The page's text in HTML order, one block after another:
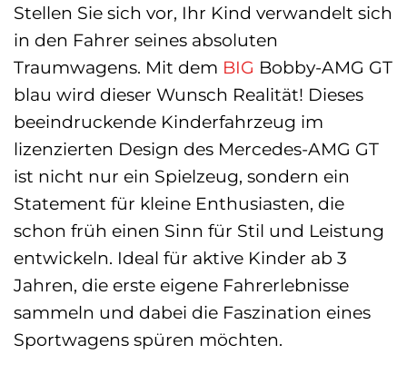
Stellen Sie sich vor, Ihr Kind verwandelt sich
in den Fahrer seines absoluten
Traumwagens. Mit dem BIG Bobby-AMG GT
blau wird dieser Wunsch Realität! Dieses
beeindruckende Kinderfahrzeug im
lizenzierten Design des Mercedes-AMG GT
ist nicht nur ein Spielzeug, sondern ein
Statement für kleine Enthusiasten, die
schon früh einen Sinn für Stil und Leistung
entwickeln. Ideal für aktive Kinder ab 3
Jahren, die erste eigene Fahrerlebnisse
sammeln und dabei die Faszination eines
Sportwagens spüren möchten.